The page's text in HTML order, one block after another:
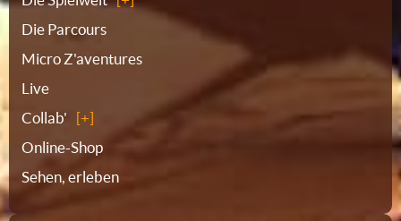
Die Parcours
Micro Z'aventures
Live
Collab'
Online-Shop
Sehen, erleben